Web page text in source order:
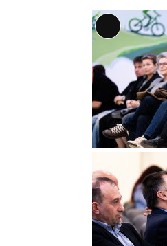
Αναλυτική
Περιγραφή